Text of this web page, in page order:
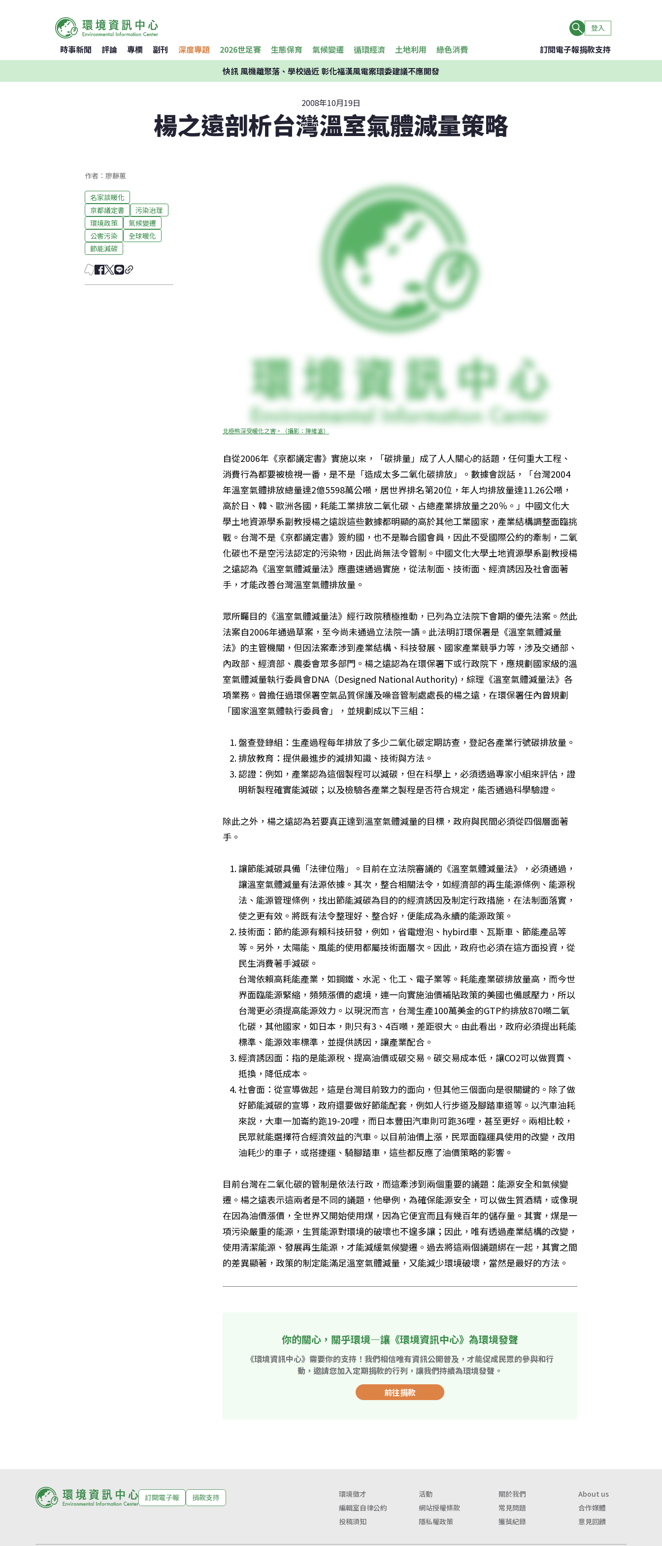
登入
時事新聞 評論 專欄 副刊 深度專題 2026世足賽 生態保育 氣候變遷 循環經濟 土地利用 綠色消費 訂閱電子報捐款支持
快訊風機離聚落、學校過近 彰化福漢風電案環委建議不應開發
2008年10月19日
楊之遠剖析台灣溫室氣體減量策略
作者：廖靜蕙
名家談暖化
京都議定書
污染治理
環境政策
氣候變遷
公害污染
全球暖化
節能減碳
北極熊深受暖化之害。（攝影：陳維滄）
自從2006年《京都議定書》實施以來，「碳排量」成了人人關心的話題，任何重大工程、
消費行為都要被檢視一番，是不是「造成太多二氧化碳排放」。數據會說話，「台灣2004
年溫室氣體排放總量達2億5598萬公噸，居世界排名第20位，年人均排放量達11.26公噸，
高於日、韓、歐洲各國，耗能工業排放二氧化碳、占總產業排放量之20％。」中國文化大
學土地資源學系副教授楊之遠說這些數據都明顯的高於其他工業國家，產業結構調整面臨挑
戰。台灣不是《京都議定書》簽約國，也不是聯合國會員，因此不受國際公約的牽制，二氧
化碳也不是空污法認定的污染物，因此尚無法令管制。中國文化大學土地資源學系副教授楊
之遠認為《溫室氣體減量法》應盡速通過實施，從法制面、技術面、經濟誘因及社會面著
手，才能改善台灣溫室氣體排放量。
眾所矚目的《溫室氣體減量法》經行政院積極推動，已列為立法院下會期的優先法案。然此
法案自2006年通過草案，至今尚未通過立法院一讀。此法明訂環保署是《溫室氣體減量
法》的主管機關，但因法案牽涉到產業結構、科技發展、國家產業競爭力等，涉及交通部、
內政部、經濟部、農委會眾多部門。楊之遠認為在環保署下或行政院下，應規劃國家級的溫
室氣體減量執行委員會DNA（Designed National Authority)，綜理《溫室氣體減量法》各
項業務。曾擔任過環保署空氣品質保護及噪音管制處處長的楊之遠，在環保署任內曾規劃
「國家溫室氣體執行委員會」，並規劃成以下三組：
盤查登錄組：生產過程每年排放了多少二氧化碳定期訪查，登記各產業行號碳排放量。
排放教育：提供最進步的減排知識、技術與方法。
認證：例如，產業認為這個製程可以減碳，但在科學上，必須透過專家小組來評估，證
明新製程確實能減碳；以及檢驗各產業之製程是否符合規定，能否通過科學驗證。
除此之外，楊之遠認為若要真正達到溫室氣體減量的目標，政府與民間必須從四個層面著
手。
讓節能減碳具備「法律位階」。目前在立法院審議的《溫室氣體減量法》，必須通過，
讓溫室氣體減量有法源依據。其次，整合相關法令，如經濟部的再生能源條例、能源稅
法、能源管理條例，找出節能減碳為目的的經濟誘因及制定行政措施，在法制面落實，
使之更有效。將既有法令整理好、整合好，便能成為永續的能源政策。
技術面：節約能源有賴科技研發，例如，省電燈泡、hybird車、瓦斯車、節能產品等
等。另外，太陽能、風能的使用都屬技術面層次。因此，政府也必須在這方面投資，從
民生消費著手減碳。
台灣依賴高耗能產業，如鋼鐵、水泥、化工、電子業等。耗能產業碳排放量高，而今世
界面臨能源緊縮，頻頻漲價的處境，連一向實施油價補貼政策的美國也備感壓力，所以
台灣更必須提高能源效力。以現況而言，台灣生產100萬美金的GTP約排放870噸二氧
化碳，其他國家，如日本，則只有3、4百噸，差距很大。由此看出，政府必須提出耗能
標準、能源效率標準，並提供誘因，讓產業配合。
經濟誘因面：指的是能源稅、提高油價或碳交易。碳交易成本低，讓CO2可以做買賣、
抵換，降低成本。
社會面：從宣導做起，這是台灣目前致力的面向，但其他三個面向是很關鍵的。除了做
好節能減碳的宣導，政府還要做好節能配套，例如人行步道及腳踏車道等。以汽車油耗
來說，大車一加崙約跑19-20哩，而日本豐田汽車則可跑36哩，甚至更好。兩相比較，
民眾就能選擇符合經濟效益的汽車。以目前油價上漲，民眾面臨運具使用的改變，改用
油耗少的車子，或搭捷運、騎腳踏車，這些都反應了油價策略的影響。
目前台灣在二氧化碳的管制是依法行政，而這牽涉到兩個重要的議題：能源安全和氣候變
遷。楊之遠表示這兩者是不同的議題，他舉例，為確保能源安全，可以做生質酒精，或像現
在因為油價漲價，全世界又開始使用煤，因為它便宜而且有幾百年的儲存量。其實，煤是一
項污染嚴重的能源，生質能源對環境的破壞也不遑多讓；因此，唯有透過產業結構的改變，
使用清潔能源、發展再生能源，才能減緩氣候變遷。過去將這兩個議題綁在一起，其實之間
的差異顯著，政策的制定能滿足溫室氣體減量，又能減少環境破壞，當然是最好的方法。
你的關心，關乎環境—讓《環境資訊中心》為環境發聲
《環境資訊中心》需要你的支持！我們相信唯有資訊公開普及，才能促成民眾的參與和行
動，邀請您加入定期捐款的行列，讓我們持續為環境發聲。
前往捐款
訂閱電子報 捐款支持 環境徵才 活動 關於我們
About us
編輯室自律公約
網站授權條款 常見問題
合作媒體
投稿須知
隱私權政策 獲獎紀錄 意見回饋